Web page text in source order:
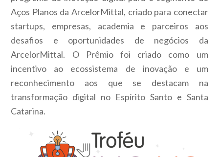
Aços Planos da ArcelorMittal, criado para conectar
startups, empresas, academia e parceiros aos
desafios e oportunidades de negócios da
ArcelorMittal. O Prêmio foi criado como um
incentivo ao ecossistema de inovação e um
reconhecimento aos que se destacam na
transformação digital no Espírito Santo e Santa
Catarina.